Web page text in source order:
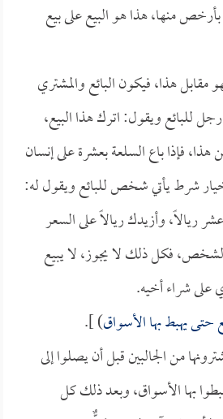
بأرخص منها، هذا هو البيع على بيع
مقابل هذا، فيكون البائع والمشتري
للبائع ويقول: اترك هذا البيع،
هذا، فإذا باع السلعة بعشرة على إنسان
شرط يأتي شخص للبائع ويقول له:
ريالاً، وأزيدك ريالاً على السعر
فكل ذلك لا يجوز، لا يبيع
على شراء أخيه.
حتى يهبط بها الأسواق) ].
من الجالبين قبل أن يصلوا إلى
بها الأسواق، وبعد ذلك كل